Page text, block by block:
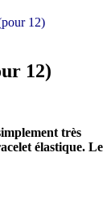
12)
12)
très
élastique. Le